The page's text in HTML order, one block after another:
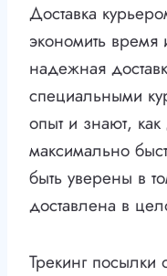
Доставка
экономить время
надежная
специальными
опыт и знают, как
максимально
быть уверены в
доставлена в
Трекинг посылки